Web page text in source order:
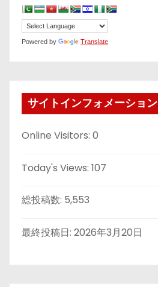
Powered by Translate
サイトインフォメーション
Online Visitors: 0
Today's Views: 107
総投稿数: 5,553
最終投稿日: 2026年3月20日